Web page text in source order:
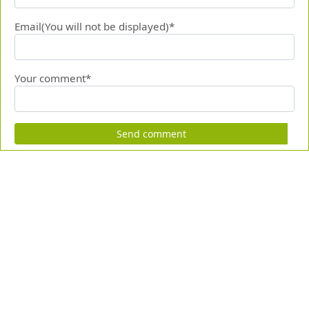
Email(You will not be displayed)*
Your comment*
Send comment